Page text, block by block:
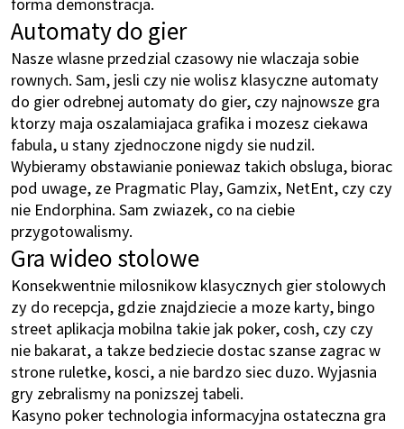
Automaty do gier
Nasze wlasne przedzial czasowy nie wlaczaja sobie
rownych. Sam, jesli czy nie wolisz klasyczne automaty
do gier odrebnej automaty do gier, czy najnowsze gra
ktorzy maja oszalamiajaca grafika i mozesz ciekawa
fabula, u stany zjednoczone nigdy sie nudzil.
Wybieramy obstawianie poniewaz takich obsluga, biorac
pod uwage, ze Pragmatic Play, Gamzix, NetEnt, czy czy
nie Endorphina. Sam zwiazek, co na ciebie
przygotowalismy.
Gra wideo stolowe
Konsekwentnie milosnikow klasycznych gier stolowych
zy do recepcja, gdzie znajdziecie a moze karty, bingo
street aplikacja mobilna takie jak poker, cosh, czy czy
nie bakarat, a takze bedziecie dostac szanse zagrac w
strone ruletke, kosci, a nie bardzo siec duzo. Wyjasnia
gry zebralismy na ponizszej tabeli.
Kasyno poker technologia informacyjna ostateczna gra